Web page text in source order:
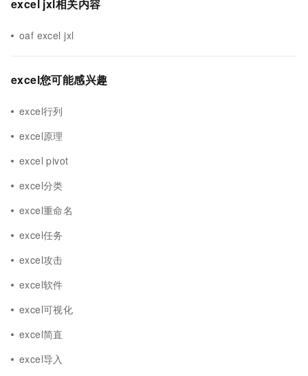
excel jxl相关内容
oaf excel jxl
excel您可能感兴趣
excel行列
excel原理
excel pivot
excel分类
excel重命名
excel任务
excel攻击
excel软件
excel可视化
excel简直
excel导入